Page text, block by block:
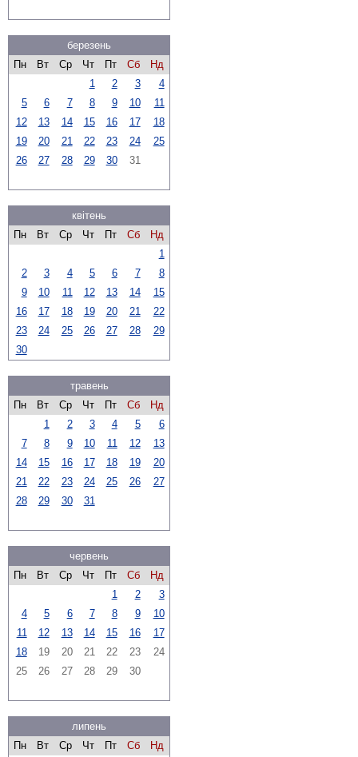
березень
Пн
Вт Ср Чт Пт Сб
Нд
1
2 3
4
5
6 7 8 9 10
11
12
13 14 15 16 17
18
19
20 21 22 23 24
25
26
27 28 29 30 31
квітень
Пн
Вт Ср Чт Пт Сб
Нд
1
2
3 4 5 6 7
8
9
10 11 12 13 14
15
16
17 18 19 20 21
22
23
24 25 26 27 28
29
30
травень
Пн
Вт Ср Чт Пт Сб
Нд
1
2 3 4 5
6
7
8 9 10 11 12
13
14
15 16 17 18 19
20
21
22 23 24 25 26
27
28
29 30 31
червень
Пн
Вт Ср Чт Пт Сб
Нд
1
2
3
4
5 6 7 8 9
10
11
12 13 14 15 16
17
18
19 20 21 22 23
24
25
26 27 28 29 30
липень
Пн
Вт Ср Чт Пт Сб
Нд